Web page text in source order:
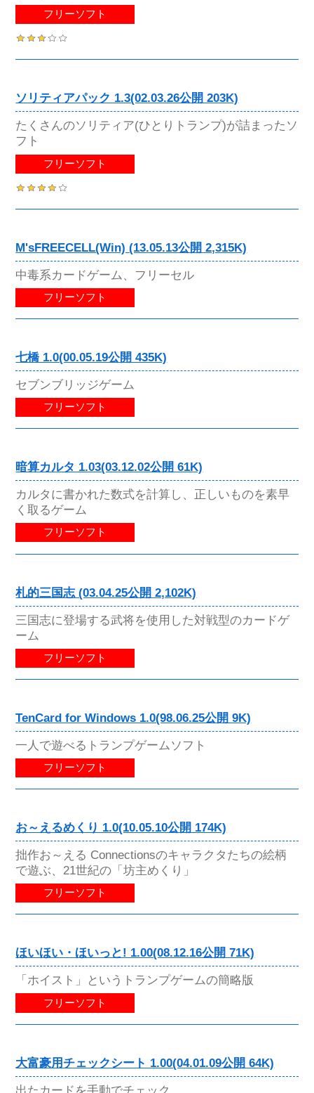
フリーソフト
ソリティアパック 1.3(02.03.26公開 203K)
たくさんのソリティア(ひとりトランプ)が詰まったソ
フト
フリーソフト
M'sFREECELL(Win) (13.05.13公開 2,315K)
中毒系カードゲーム、フリーセル
フリーソフト
七橋 1.0(00.05.19公開 435K)
セブンブリッジゲーム
フリーソフト
暗算カルタ 1.03(03.12.02公開 61K)
カルタに書かれた数式を計算し、正しいものを素早
く取るゲーム
フリーソフト
札的三国志 (03.04.25公開 2,102K)
三国志に登場する武将を使用した対戦型のカードゲ
ーム
フリーソフト
TenCard for Windows 1.0(98.06.25公開 9K)
一人で遊べるトランプゲームソフト
フリーソフト
お～えるめくり 1.0(10.05.10公開 174K)
拙作お～える Connectionsのキャラクタたちの絵柄
で遊ぶ、21世紀の「坊主めくり」
フリーソフト
ほいほい・ほいっと! 1.00(08.12.16公開 71K)
「ホイスト」というトランプゲームの簡略版
フリーソフト
大富豪用チェックシート 1.00(04.01.09公開 64K)
出たカードを手動でチェック